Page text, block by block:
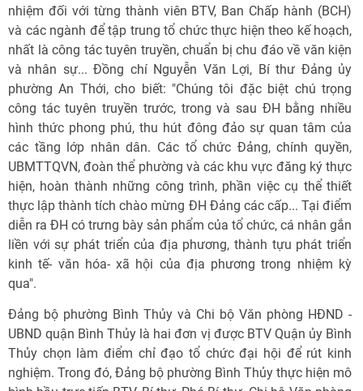
nhiệm đối với từng thành viên BTV, Ban Chấp hành (BCH)
và các ngành để tập trung tổ chức thực hiện theo kế hoạch,
nhất là công tác tuyên truyền, chuẩn bị chu đáo về văn kiện
và nhân sự... Đồng chí Nguyễn Văn Lợi, Bí thư Đảng ủy
phường An Thới, cho biết: "Chúng tôi đặc biệt chú trọng
công tác tuyên truyền trước, trong và sau ĐH bằng nhiều
hình thức phong phú, thu hút đông đảo sự quan tâm của
các tầng lớp nhân dân. Các tổ chức Đảng, chính quyền,
UBMTTQVN, đoàn thể phường và các khu vực đăng ký thực
hiện, hoàn thành những công trình, phần việc cụ thể thiết
thực lập thành tích chào mừng ĐH Đảng các cấp... Tại điểm
diễn ra ĐH có trưng bày sản phẩm của tổ chức, cá nhân gắn
liền với sự phát triển của địa phương, thành tựu phát triển
kinh tế- văn hóa- xã hội của địa phương trong nhiệm kỳ
qua".
Đảng bộ phường Bình Thủy và Chi bộ Văn phòng HĐND -
UBND quận Bình Thủy là hai đơn vị được BTV Quận ủy Bình
Thủy chọn làm điểm chỉ đạo tổ chức đại hội để rút kinh
nghiệm. Trong đó, Đảng bộ phường Bình Thủy thực hiện mô